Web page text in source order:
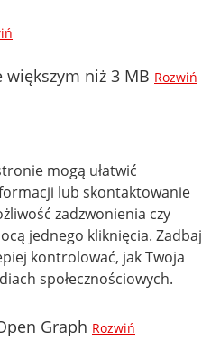
niż 3 MB Rozwiń
mogą ułatwić
lub skontaktowanie
zadzwonienia czy
jednego kliknięcia. Zadbaj
kontrolować, jak Twoja
społecznościowych.
Graph Rozwiń